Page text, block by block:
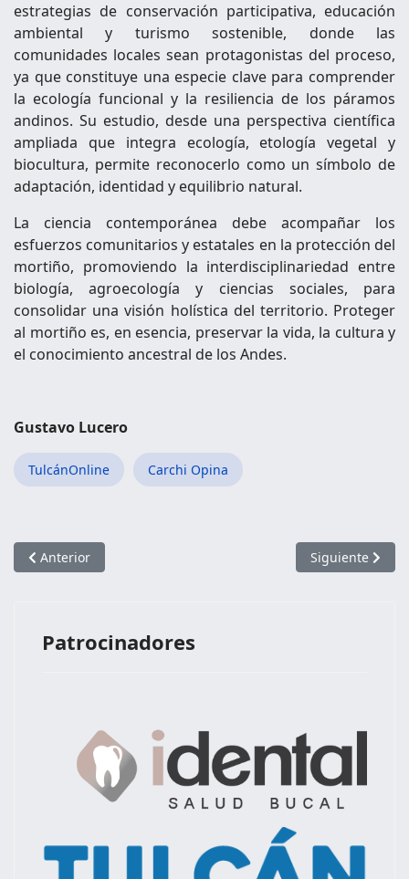
estrategias de conservación participativa, educación
ambiental y turismo sostenible, donde las
comunidades locales sean protagonistas del proceso,
ya que constituye una especie clave para comprender
la ecología funcional y la resiliencia de los páramos
andinos. Su estudio, desde una perspectiva científica
ampliada que integra ecología, etología vegetal y
biocultura, permite reconocerlo como un símbolo de
adaptación, identidad y equilibrio natural.
La ciencia contemporánea debe acompañar los
esfuerzos comunitarios y estatales en la protección del
mortiño, promoviendo la interdisciplinariedad entre
biología, agroecología y ciencias sociales, para
consolidar una visión holística del territorio. Proteger
al mortiño es, en esencia, preservar la vida, la cultura y
el conocimiento ancestral de los Andes.
Gustavo Lucero
TulcánOnline Carchi Opina
Artículo anterior: Dentro del Macrocosmos de las Mariposas
Anterior Artículo
Siguiente
Patrocinadores